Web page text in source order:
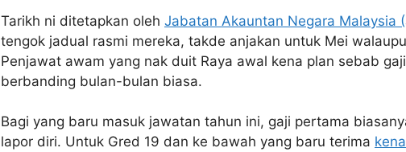
Tarikh ni ditetapkan oleh Jabatan Akauntan Negara Malaysia
tengok jadual rasmi mereka, takde anjakan untuk Mei
Penjawat awam yang nak duit Raya awal kena plan sebab
berbanding bulan-bulan biasa.
Bagi yang baru masuk jawatan tahun ini, gaji pertama
lapor diri. Untuk Gred 19 dan ke bawah yang baru terima